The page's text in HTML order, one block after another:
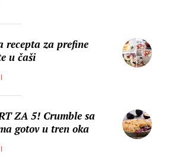
recepta za prefine
u čaši
ZA 5! Crumble sa
gotov u tren oka